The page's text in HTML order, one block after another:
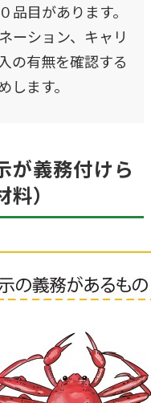
品目があります。
ーション、キャリ
の有無を確認する
ます。
が義務付けら
）